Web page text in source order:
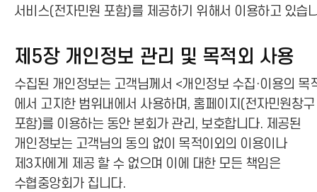
서비스(전자민원 포함)를 제공하기 위해서 이용하고 있습
제5장 개인정보 관리 및 목적외 사용
수집된 개인정보는 고객님께서 <개인정보 수집·이용의 목
에서 고지한 범위내에서 사용하며, 홈페이지(전자민원창구
포함)를 이용하는 동안 본회가 관리, 보호합니다. 제공된
개인정보는 고객님의 동의 없이 목적이외의 이용이나
제3자에게 제공 할 수 없으며 이에 대한 모든 책임은
수협중앙회가 집니다.